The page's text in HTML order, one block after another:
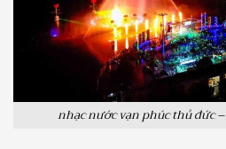
nhạc nước vạn phúc thủ đức